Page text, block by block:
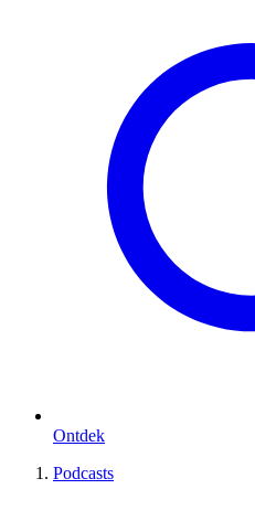
Ontdek
Podcasts